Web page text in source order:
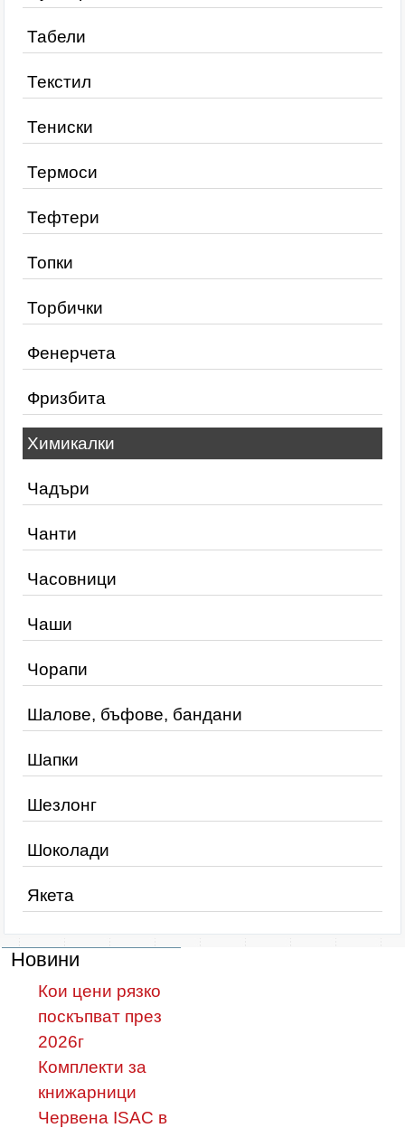
Табели
Текстил
Тениски
Термоси
Тефтери
Топки
Торбички
Фенерчета
Фризбита
Химикалки
Чадъри
Чанти
Часовници
Чаши
Чорапи
Шалове, бъфове, бандани
Шапки
Шезлонг
Шоколади
Якета
Новини
Кои цени рязко
поскъпват през
2026г
Комплекти за
книжарници
Червена ISAC в